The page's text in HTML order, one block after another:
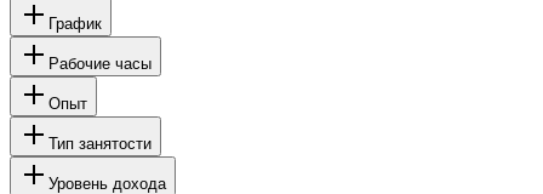
График
Рабочие часы
Опыт
Тип занятости
Уровень дохода